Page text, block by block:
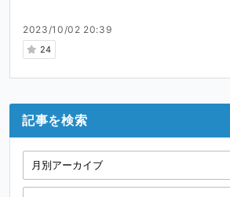
2023/10/02 20:39
24
記事を検索